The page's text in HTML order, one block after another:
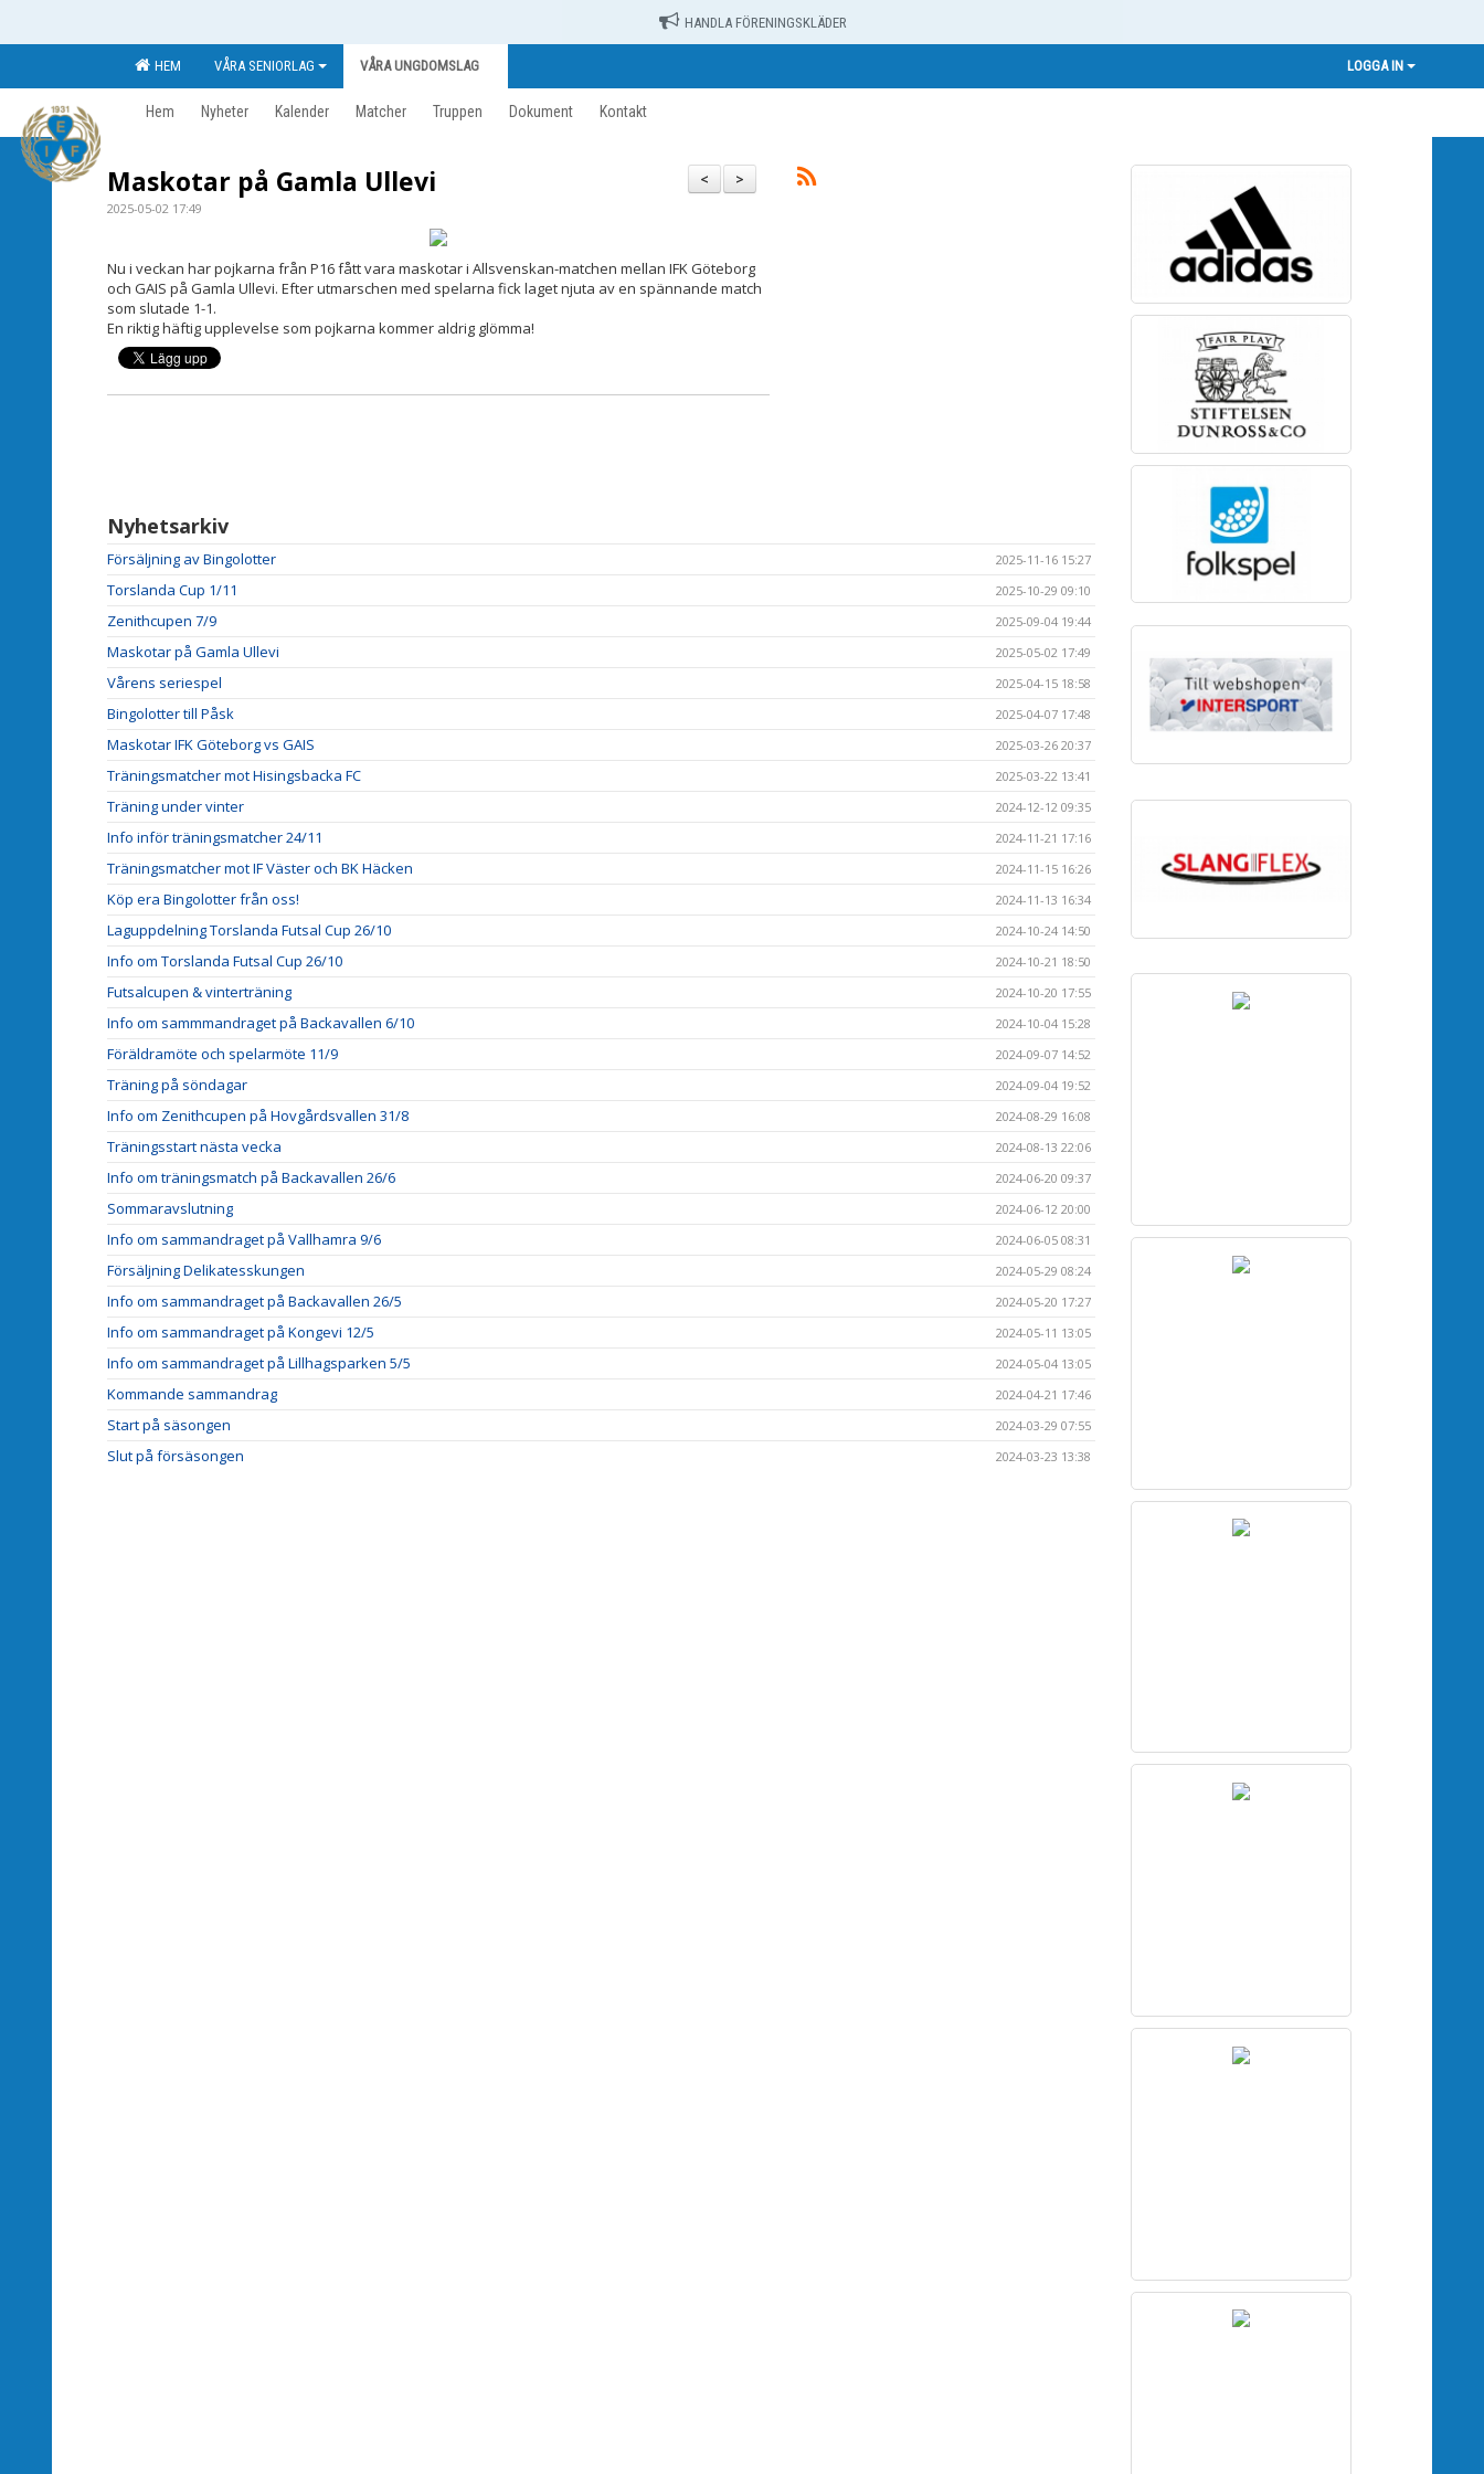
HANDLA FÖRENINGSKLÄDER
HEM VÅRA SENIORLAG VÅRA UNGDOMSLAG LOGGA IN
Hem Nyheter Kalender Matcher Truppen Dokument Kontakt
>
<
Maskotar på Gamla Ullevi
2025-05-02 17:49
Nu i veckan har pojkarna från P16 fått vara maskotar i Allsvenskan-matchen mellan IFK Göteborg
och GAIS på Gamla Ullevi. Efter utmarschen med spelarna fick laget njuta av en spännande match
som slutade 1-1.
En riktig häftig upplevelse som pojkarna kommer aldrig glömma!
Nyhetsarkiv
Försäljning av Bingolotter 2025-11-16 15:27
Torslanda Cup 1/11 2025-10-29 09:10
Zenithcupen 7/9 2025-09-04 19:44
Maskotar på Gamla Ullevi 2025-05-02 17:49
Vårens seriespel 2025-04-15 18:58
Bingolotter till Påsk 2025-04-07 17:48
Maskotar IFK Göteborg vs GAIS 2025-03-26 20:37
Träningsmatcher mot Hisingsbacka FC 2025-03-22 13:41
Träning under vinter 2024-12-12 09:35
Info inför träningsmatcher 24/11 2024-11-21 17:16
Träningsmatcher mot IF Väster och BK Häcken 2024-11-15 16:26
Köp era Bingolotter från oss! 2024-11-13 16:34
Laguppdelning Torslanda Futsal Cup 26/10 2024-10-24 14:50
Info om Torslanda Futsal Cup 26/10 2024-10-21 18:50
Futsalcupen & vinterträning 2024-10-20 17:55
Info om sammmandraget på Backavallen 6/10 2024-10-04 15:28
Föräldramöte och spelarmöte 11/9 2024-09-07 14:52
Träning på söndagar 2024-09-04 19:52
Info om Zenithcupen på Hovgårdsvallen 31/8 2024-08-29 16:08
Träningsstart nästa vecka 2024-08-13 22:06
Info om träningsmatch på Backavallen 26/6 2024-06-20 09:37
Sommaravslutning 2024-06-12 20:00
Info om sammandraget på Vallhamra 9/6 2024-06-05 08:31
Försäljning Delikatesskungen 2024-05-29 08:24
Info om sammandraget på Backavallen 26/5 2024-05-20 17:27
Info om sammandraget på Kongevi 12/5 2024-05-11 13:05
Info om sammandraget på Lillhagsparken 5/5 2024-05-04 13:05
Kommande sammandrag 2024-04-21 17:46
Start på säsongen 2024-03-29 07:55
Slut på försäsongen 2024-03-23 13:38